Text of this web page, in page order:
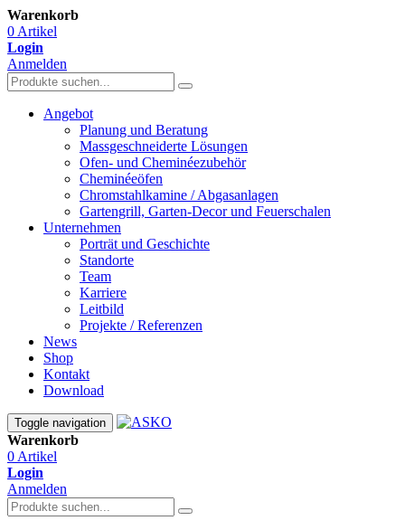
Warenkorb
0 Artikel
Login
Anmelden
Angebot
Planung und Beratung
Massgeschneiderte Lösungen
Ofen- und Cheminéezubehör
Cheminéeöfen
Chromstahlkamine / Abgasanlagen
Gartengrill, Garten-Decor und Feuerschalen
Unternehmen
Porträt und Geschichte
Standorte
Team
Karriere
Leitbild
Projekte / Referenzen
News
Shop
Kontakt
Download
Toggle navigation
Warenkorb
0 Artikel
Login
Anmelden